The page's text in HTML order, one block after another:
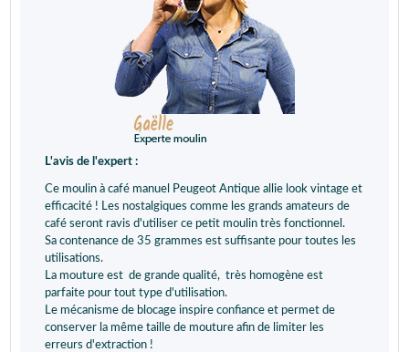
L'avis de l'expert :
Ce moulin à café manuel Peugeot Antique allie look vintage et
efficacité ! Les nostalgiques comme les grands amateurs de
café seront ravis d'utiliser ce petit moulin très fonctionnel.
Sa contenance de 35 grammes est suffisante pour toutes les
utilisations.
La mouture est de grande qualité, très homogène est
parfaite pour tout type d'utilisation.
Le mécanisme de blocage inspire confiance et permet de
conserver la même taille de mouture afin de limiter les
erreurs d'extraction !